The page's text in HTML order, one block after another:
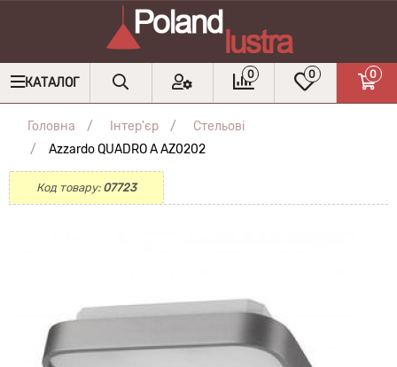
КАТАЛОГ
0 0 0
Головна Інтер'єр
Стельові
Azzardo QUADRO A AZ0202
Код товару: 07723